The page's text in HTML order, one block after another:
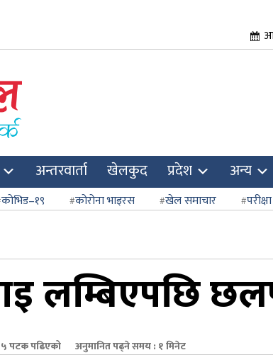
अन्तरवार्ता खेलकुद प्रदेश अन्य
कोभिड–१९ कोरोना भाइरस खेल समाचार
लम्बिएपछि
पटक पढिएको अनुमानित पढ्ने समय : १ मिनेट